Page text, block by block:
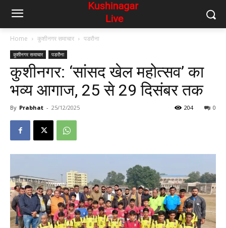
Home कुशीनगर समाचार पडरौना
कुशीनगर समाचार पडरौना
कुशीनगर: ‘सांसद खेल महोत्सव’ का
भव्य आगाज, 25 से 29 दिसंबर तक
By Prabhat - 25/12/2025 0
204